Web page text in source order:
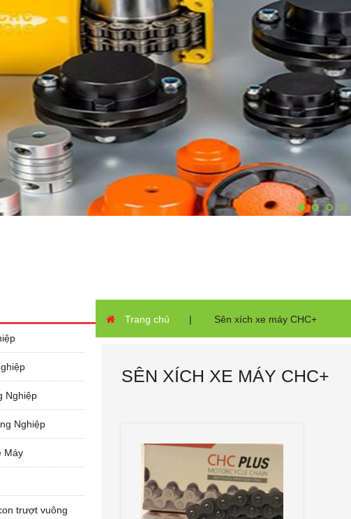
Nghiệp
Nghiệp
Máy
trượt vuông
Trang chủ | Sên xích xe máy CHC+
SÊN XÍCH XE MÁY CHC+